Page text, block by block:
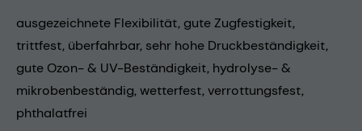
ausgezeichnete Flexibilität, gute Zugfestigkeit,
trittfest, überfahrbar, sehr hohe Druckbeständigkeit,
gute Ozon- & UV-Beständigkeit, hydrolyse- &
mikrobenbeständig, wetterfest, verrottungsfest,
phthalatfrei